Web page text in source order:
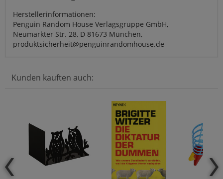
Herstellerinformationen:
Penguin Random House Verlagsgruppe GmbH,
Neumarkter Str. 28, D 81673 München,
produktsicherheit@penguinrandomhouse.de
Kunden kauften auch: